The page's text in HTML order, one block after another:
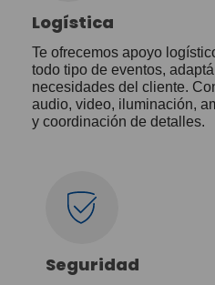
Logística
Te ofrecemos apoyo
todo tipo de eventos,
necesidades del cliente.
audio, video, iluminación,
y coordinación de detalles.
Seguridad